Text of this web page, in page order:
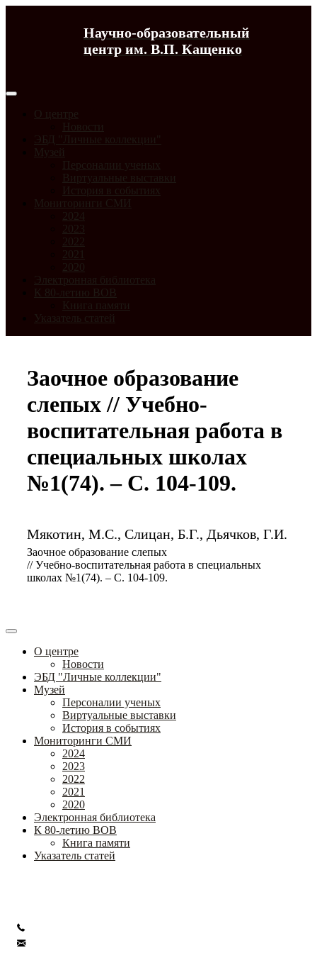
Научно-образовательный
центр им. В.П. Кащенко
О центре
Новости
ЭБД "Личные коллекции"
Музей
Персоналии ученых
Виртуальные выставки
История в событиях
Мониторинги СМИ
2024
2023
2022
2021
2020
Электронная библиотека
К 80-летию ВОВ
Книга памяти
Указатель статей
Заочное образование
слепых // Учебно-
воспитательная работа в
специальных школах
№1(74). – С. 104-109.
Мякотин, М.С., Слицан, Б.Г., Дьячков, Г.И.
Заочное образование слепых
// Учебно-воспитательная работа в специальных
школах №1(74). – С. 104-109.
О центре
Новости
ЭБД "Личные коллекции"
Музей
Персоналии ученых
Виртуальные выставки
История в событиях
Мониторинги СМИ
2024
2023
2022
2021
2020
Электронная библиотека
К 80-летию ВОВ
Книга памяти
Указатель статей